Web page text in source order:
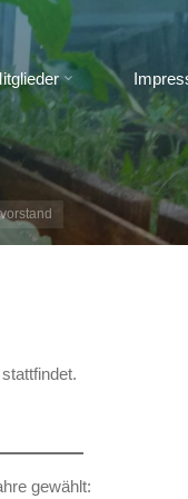
gewählt: